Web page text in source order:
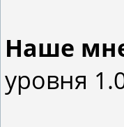
Наше
уровня